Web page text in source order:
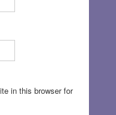
in this browser for